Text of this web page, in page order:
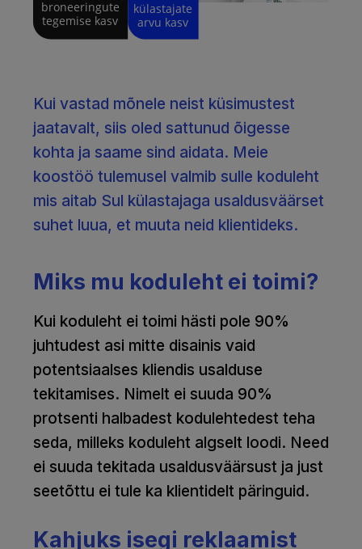
Kui vastad mõnele neist küsimustest
jaatavalt, siis oled sattunud õigesse
kohta ja saame sind aidata. Meie
koostöö tulemusel valmib sulle koduleht
mis aitab Sul külastajaga usaldusväärset
suhet luua, et muuta neid klientideks.
Miks mu koduleht ei toimi?
Kui koduleht ei toimi hästi pole 90%
juhtudest asi mitte disainis vaid
potentsiaalses kliendis usalduse
tekitamises. Nimelt ei suuda 90%
protsenti halbadest kodulehtedest teha
seda, milleks koduleht algselt loodi. Need
ei suuda tekitada usaldusväärsust ja just
seetõttu ei tule ka klientidelt päringuid.
Kahjuks isegi reklaamist